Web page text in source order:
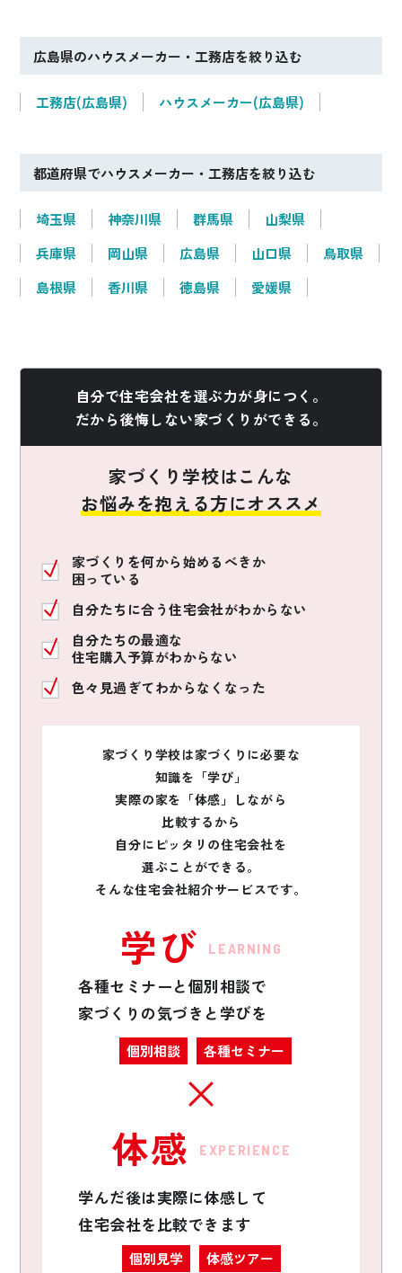
広島県のハウスメーカー・工務店を絞り込む
工務店(広島県) ハウスメーカー(広島県)
都道府県でハウスメーカー・工務店を絞り込む
埼玉県 神奈川県 群馬県
山梨県
兵庫県
岡山県 広島県 山口県
鳥取県
島根県
香川県 徳島県 愛媛県
自分で住宅会社を選ぶ力が身につく。
だから後悔しない家づくりができる。
家づくり学校はこんな
お悩みを抱える方にオススメ
家づくりを何から始めるべきか
困っている
自分たちに合う住宅会社がわからない
自分たちの最適な
住宅購入予算がわからない
色々見過ぎてわからなくなった
家づくり学校は家づくりに必要な
知識を「学び」
実際の家を「体感」しながら
比較するから
自分にピッタリの住宅会社を
選ぶことができる。
そんな住宅会社紹介サービスです。
LEARNING
学び
各種セミナーと個別相談で
家づくりの気づきと学びを
個別相談 各種セミナー
EXPERIENCE
体感
学んだ後は実際に体感して
住宅会社を比較できます
個別見学 体感ツアー